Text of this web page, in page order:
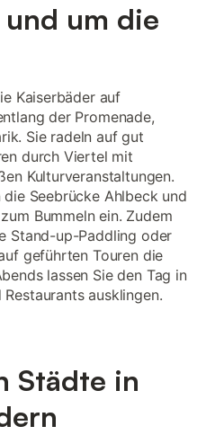
um die
Kaiserbäder auf
der Promenade,
Sie radeln auf gut
durch Viertel mit
Kulturveranstaltungen.
Seebrücke Ahlbeck und
Bummeln ein. Zudem
Stand-up-Paddling oder
geführten Touren die
lassen Sie den Tag in
ausklingen.
Städte in